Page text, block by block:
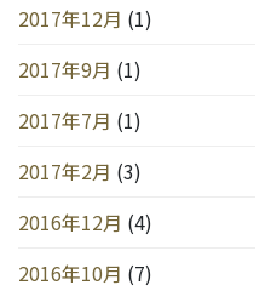
2017年12月 (1)
2017年9月 (1)
2017年7月 (1)
2017年2月 (3)
2016年12月 (4)
2016年10月 (7)